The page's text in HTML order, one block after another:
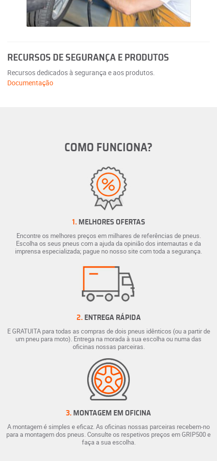
RECURSOS DE SEGURANÇA E PRODUTOS
Recursos dedicados à segurança e aos produtos.
Documentação
COMO FUNCIONA?
1. MELHORES OFERTAS
Encontre os melhores preços em milhares de referências de pneus.
Escolha os seus pneus com a ajuda da opinião dos internautas e da
imprensa especializada; pague no nosso site com toda a segurança.
2. ENTREGA RÁPIDA
E GRATUITA para todas as compras de dois pneus idênticos (ou a partir de
um pneu para moto). Entrega na morada à sua escolha ou numa das
oficinas nossas parceiras.
3. MONTAGEM EM OFICINA
A montagem é simples e eficaz. As oficinas nossas parceiras recebem-no
para a montagem dos pneus. Consulte os respetivos preços em GRIP500 e
faça a sua escolha.